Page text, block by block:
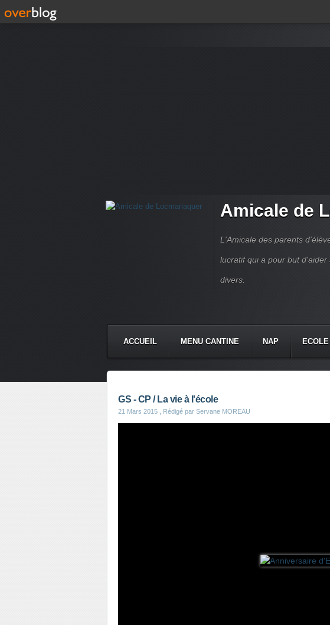
Amicale de
L'Amicale des parents
lucratif qui a pour but
divers.
ACCUEIL MENU CANTINE NAP ECOLE
GS - CP / La vie à l'école
21 Mars 2015 , Rédigé par Servane MOREAU